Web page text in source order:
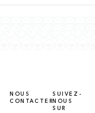
NOUS
CONTACTER
SUIVEZ-
NOUS
SUR